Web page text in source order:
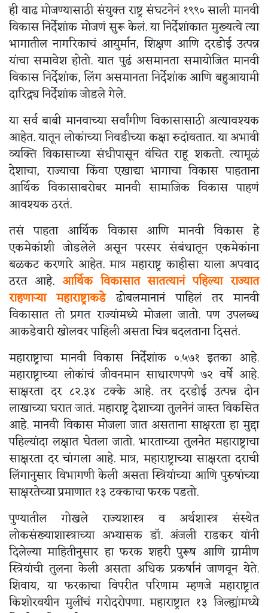
ही वाढ मोजण्यासाठी संयुक्त राष्ट्र संघटनेनं १९९० साली मानवी
विकास निर्देशांक मोजणं सुरू केलं. या निर्देशांकात मुख्यत्वे त्या
भागातील नागरिकाचं आयुर्मान, शिक्षण आणि दरडोई उत्पन्न
यांचा समावेश होतो. यात पुढं असमानता समायोजित मानवी
विकास निर्देशांक, लिंग असमानता निर्देशांक आणि बहुआयामी
दारिद्र्य निर्देशांक जोडले गेले.
या सर्व बाबी मानवाच्या सर्वांगीण विकासासाठी अत्यावश्यक
आहेत. यातून लोकांच्या निवडीच्या कक्षा रुदांवतात. या अभावी
व्यक्ति विकासाच्या संधीपासून वंचित राहू शकतो. त्यामूळं
देशाचा, राज्याचा किंवा एखाद्या भागाचा विकास पाहताना
आर्थिक विकासाबरोबर मानवी सामाजिक विकास पाहणं
आवश्यक ठरतं.
तसं पाहता आर्थिक विकास आणि मानवी विकास हे
एकमेकांशी जोडलेले असून परस्पर संबंधातून एकमेकांना
बळकट करणारे आहेत. मात्र महाराष्ट्र काहीसा याला अपवाद
ठरत आहे. आर्थिक विकासात सातत्यानं पहिल्या राज्यात
राहणाऱ्या महाराष्ट्राकडेढोबलमानानं पाहिलं तर मानवी
विकासात तो प्रगत राज्यांमध्ये मोजला जातो. पण उपलब्ध
आकडेवारी खोलवर पाहिली असता चित्र बदलताना दिसतं.
महाराष्ट्राचा मानवी विकास निर्देशांक ०.५७१ इतका आहे.
महाराष्ट्राच्या लोकांचं जीवनमान साधारणपणे ७२ वर्षे आहे.
साक्षरता दर ८२.३४ टक्के आहे. तर दरडोई उत्पन्न दोन
लाखाच्या घरात जातं. महाराष्ट्र देशाच्या तुलनेनं जास्त विकसित
आहे. मानवी विकास मोजला जात असताना साक्षरता हा मुद्दा
पहिल्यांदा लक्षात घेतला जातो. भारताच्या तुलनेत महाराष्ट्राचा
साक्षरता दर चांगला आहे. मात्र, महाराष्ट्राच्या साक्षरता दराची
लिंगानुसार विभागणी केली असता स्त्रियांच्या आणि पुरुषांच्या
साक्षरतेच्या प्रमाणात १३ टक्काचा फरक पडतो.
पुण्यातील गोखले राज्यशास्त्र व अर्थशास्त्र संस्थेत
लोकसंख्याशास्त्राच्या अभ्यासक डॉ. अंजली राडकर यांनी
दिलेल्या माहितीनुसार हा फरक शहरी पुरूष आणि ग्रामीण
स्त्रियांची तुलना केली असता अधिक प्रकर्षानं जाणवून येते.
शिवाय, या फरकाचा विपरीत परिणाम म्हणजे महाराष्ट्रात
किशोरवयीन मुलींचं गरोदरोपणा. महाराष्ट्रात १३ जिल्ह्यांमध्ये